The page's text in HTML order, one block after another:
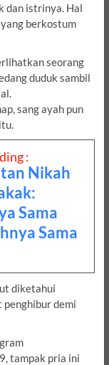
dan istrinya. Hal
berkostum
seorang
duduk sambil
sang ayah pun
:
Nikah
Sama
Sama
diketahui
penghibur demi
tampak pria ini